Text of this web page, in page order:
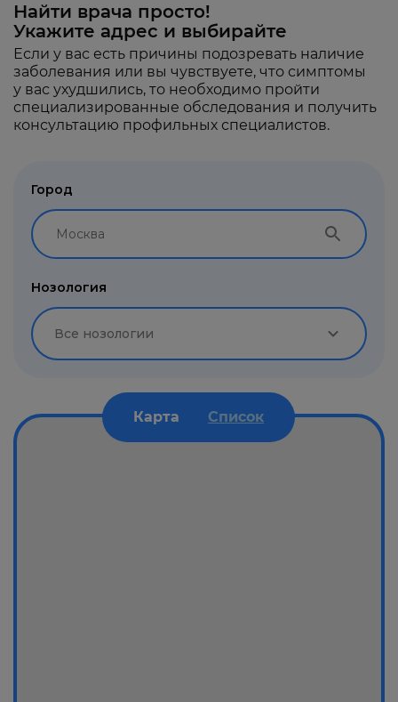
Найти врача просто!
Укажите адрес и выбирайте
Если у вас есть причины подозревать наличие
заболевания или вы чувствуете, что симптомы
у вас ухудшились, то необходимо пройти
специализированные обследования и получить
консультацию профильных специалистов.